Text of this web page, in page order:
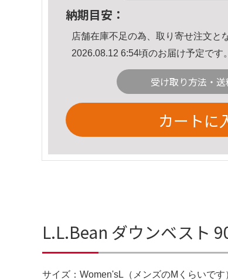
納期目安：
店舗在庫不足の為、取り寄せ注文と
2026.08.12 6:54頃のお届け予定です。
受け取り方法・
カートに
L.L.Bean ダウンベスト
サイズ：Women'sL（メンズのMくらいで